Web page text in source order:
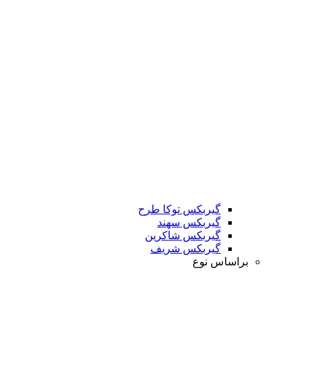
گیربکس توکا طرح
گیربکس سهند
گیربکس شاکرین
گیربکس شریف
براساس نوع